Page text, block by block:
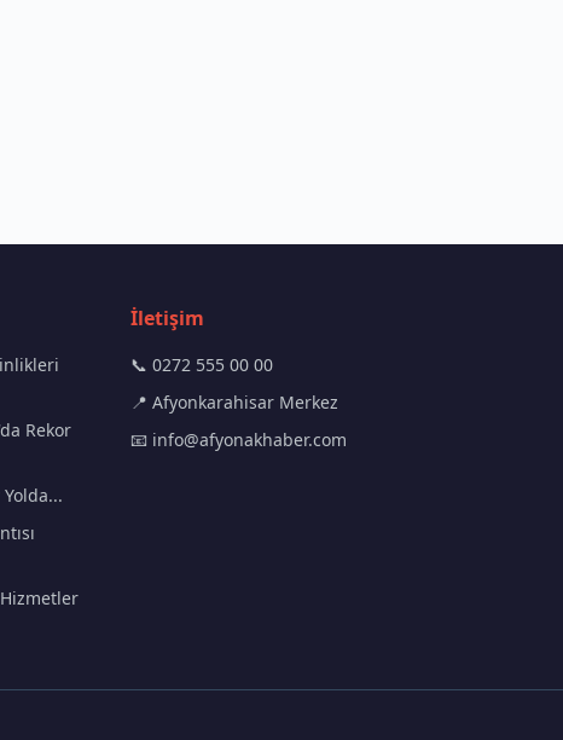
Rekor
İletişim
📞 0272 555 00 00
📍 Afyonkarahisar Merkez
📧 info@afyonakhaber.com